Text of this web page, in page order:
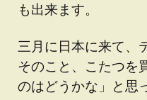
も出来ます。
三月に日本に来て、
そのこと、こたつを
のはどうかな」と思